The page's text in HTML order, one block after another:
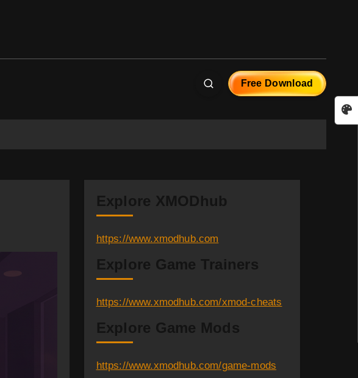
Free Download
Explore XMODhub
https://www.xmodhub.com
Explore Game Trainers
https://www.xmodhub.com/xmod-cheats
Explore Game Mods
https://www.xmodhub.com/game-mods